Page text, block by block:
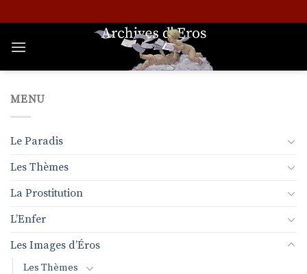
au
contenu
MENU
Le Paradis
Les Thèmes
La Prostitution
L’Enfer
Les Images d’Éros
Les Thèmes